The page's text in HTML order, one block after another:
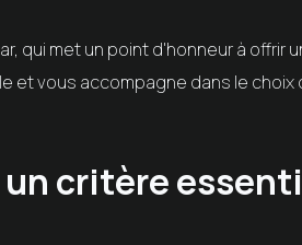
qui met un point d'honneur à offrir
et vous accompagne dans le choix
critère